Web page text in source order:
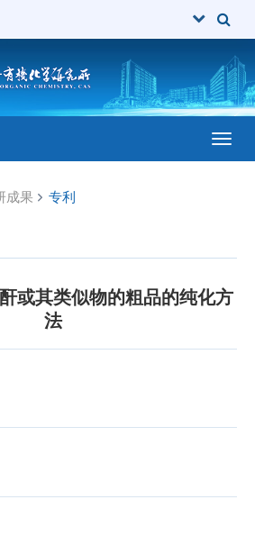
成果 专利
或其类似物的粗品的纯化方
法